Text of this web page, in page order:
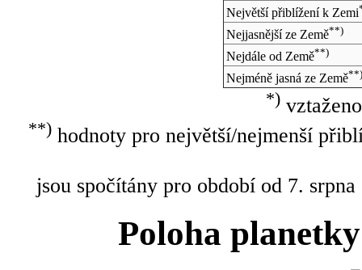
Největší přiblížení k Zemi
Nejjasnější ze Země**)
Nejdále od Země**)
Nejméně jasná ze Země**)
*)
**)hodnoty pro největší/nejmenší
jsou spočítány pro období od 7.
Poloha